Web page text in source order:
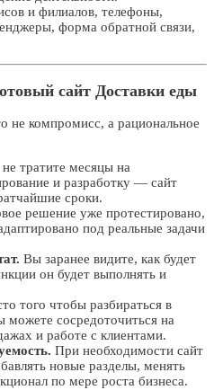
и филиалов, телефоны,
форма обратной связи,
сайт Доставки еды
не компромисс, а рациональное
тратите месяцы на
и разработку — сайт
сроки.
решение уже протестировано,
под реальные задачи
Вы заранее видите, как будет
он будет выполнять и
того чтобы разбираться в
можете сосредоточиться на
и работе с клиентами.
При необходимости сайт
новые разделы, менять
по мере роста бизнеса.